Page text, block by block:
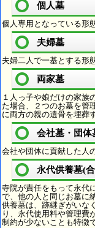
個人墓
個人専用となっている形
夫婦墓
夫婦二人で一基とする形
両家墓
１人っ子や娘だけの家族
た場合、２つのお墓を管
に両方の親の遺骨を埋葬
会社墓・団体
会社や団体に貢献した人
永代供養墓(
寺院が責任をもって永代
で、他の人と同じお墓に
供養墓は、跡継ぎがいな
り、永代使用料や管理費
制約が少ないことも特徴